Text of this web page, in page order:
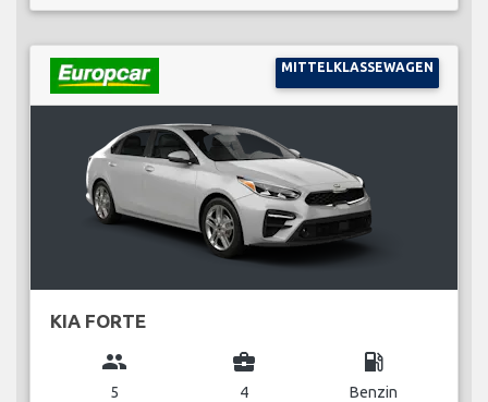
MITTELKLASSEWAGEN
KIA FORTE
group
5
business_center
4
local_gas_station
Benzin